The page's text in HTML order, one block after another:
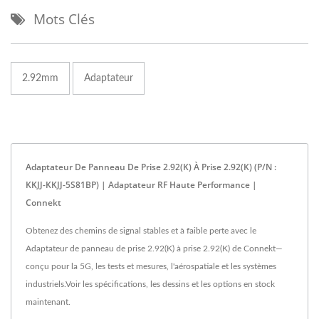
Mots Clés
2.92mm Adaptateur
Adaptateur De Panneau De Prise 2.92(K) À Prise 2.92(K) (P/N :
KKJJ-KKJJ-5S81BP) | Adaptateur RF Haute Performance |
Connekt
Obtenez des chemins de signal stables et à faible perte avec le
Adaptateur de panneau de prise 2.92(K) à prise 2.92(K) de Connekt—
conçu pour la 5G, les tests et mesures, l'aérospatiale et les systèmes
industriels.Voir les spécifications, les dessins et les options en stock
maintenant.